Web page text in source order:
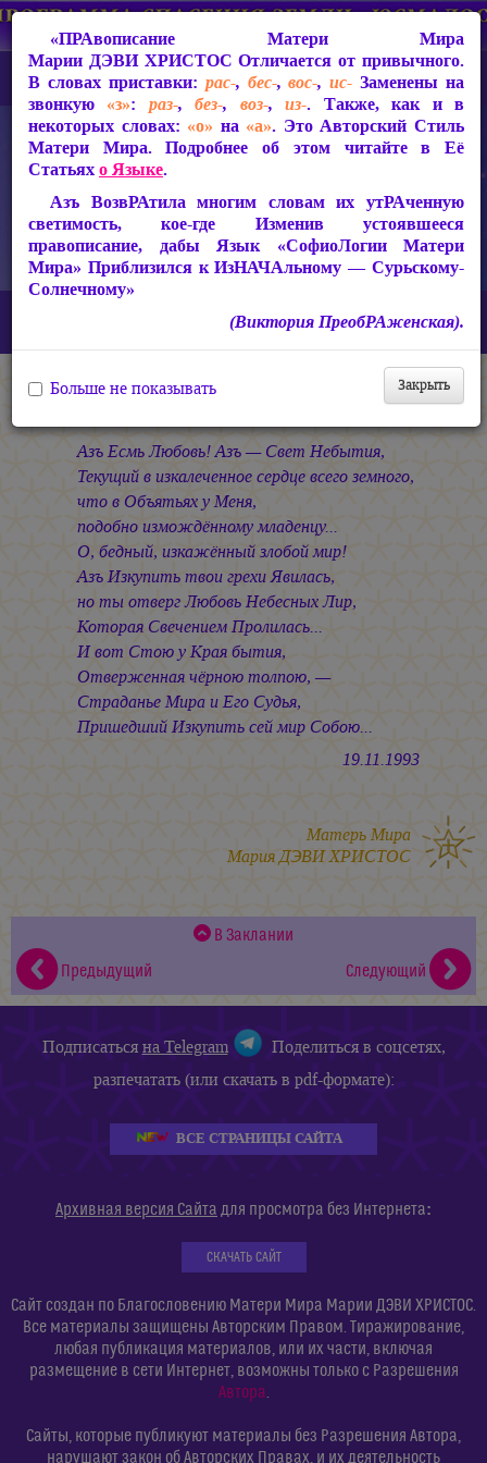
СакРАльная Поэзия Матери Мира
В Заклании ХРИСТОС
ХРИСТОС
Азъ Есмь Любовь! Азъ — Свет Небытия,
Текущий в изкалеченное сердце всего земного,
что в Объятьях у Меня,
подобно измождённому младенцу...
О, бедный, изкажённый злобой мир!
Азъ Изкупить твои грехи Явилась,
но ты отверг Любовь Небесных Лир,
Которая Свечением Пролилась...
И вот Стою у Края бытия,
Отверженная чёрною толпою, —
Страданье Мира и Его Судья,
Пришедший Изкупить сей мир Собою...
19.11.1993
Матерь Мира
Мария ДЭВИ ХРИСТОС
В Заклании
Предыдущий
Следующий
«ПРАвописание Матери Мира
Марии ДЭВИ ХРИСТОС Отличается от привычного.
В словах приставки: рас-, бес-,вос-,ис- Заменены на
звонкую «з»: раз-,без-, воз-,из-. Также, как и в
некоторых словах: «о» на «а». Это Авторский Стиль
Матери Мира. Подробнее об этом читайте в Её
Статьяхо Языке.
Азъ ВозвРАтила многим словам их утРАченную
светимость, кое-где Изменив устоявшееся
правописание, дабы Язык «СофиоЛогии Матери
Мира» Приблизился к ИзНАЧАльному — Сурьскому-
Солнечному»
(Виктория ПреобРАженская).
Закрыть
Больше не показывать
Подписатьсяна Telegram
Поделиться в соцсетях,
разпечатать (или скачать в pdf-формате):
ВСЕ СТРАНИЦЫ САЙТА
Архивная версия Сайта для просмотра без Интернета:
СКАЧАТЬ САЙТ
Сайт создан по Благословению Матери Мира Марии ДЭВИ ХРИСТОС.
Все материалы защищены Авторским Правом. Тиражирование,
любая публикация материалов, или их части, включая
размещение в сети Интернет, возможны только с Разрешения
Автора.
Сайты, которые публикуют материалы без Разрешения Автора,
нарушают закон об Авторских Правах, и их деятельность